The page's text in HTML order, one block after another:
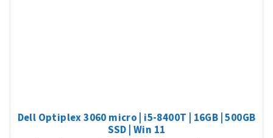
Dell Optiplex 3060 micro | i5-8400T | 16GB | 500GB
SSD | Win 11